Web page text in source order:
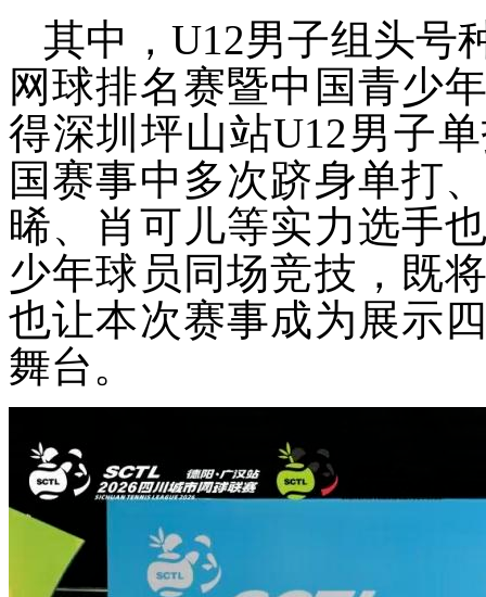
其中，U12男子组头号
网球排名赛暨中国青少
得深圳坪山站U12男子
国赛事中多次跻身单打
晞、肖可儿等实力选手
少年球员同场竞技，既
也让本次赛事成为展示
舞台。